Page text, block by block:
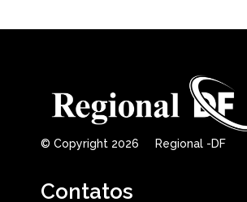
© Copyright 2026 Regional -DF
Contatos